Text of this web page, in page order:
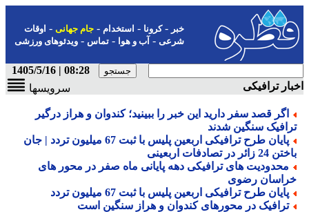
-کرونا-استخدام- جام جهانی-اوقات
شرعی-آب و هوا-تماس-ویدئوهای ورزشی
08:28 | 1405/5/16
ترافیکی
سرویسها
اگر قصد سفر دارید این خبر را ببینید؛ کندوان و هراز درگیر
سنگین شدند
پایان طرح ترافیکی اربعین پلیس با ثبت 67 میلیون تردد | جان
زائر در تصادفات اربعینی
محدودیت های ترافیکی دهه پایانی ماه صفر در محور های
رضوی
پایان طرح ترافیکی اربعین پلیس با ثبت 67 میلیون تردد
ترافیک در محورهای کندوان و هراز سنگین است